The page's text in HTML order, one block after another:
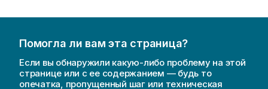
Помогла ли вам эта страница?
Если вы обнаружили какую-либо проблему на этой
странице или с ее содержанием — будь то
опечатка, пропущенный шаг или техническая